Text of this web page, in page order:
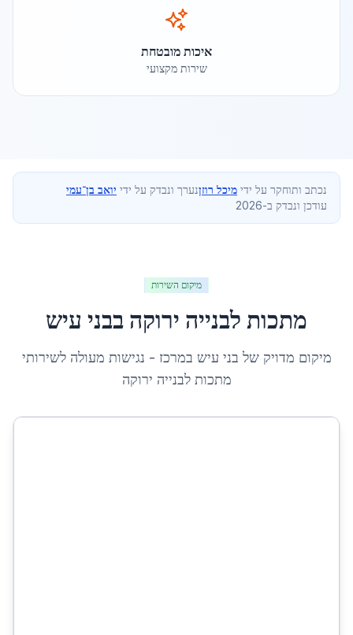
איכות מובטחת
שירות מקצועי
נכתב ותוחקר על ידי מיכל רוזןנערך ונבדק על ידי יואב בן־עמי
עודכן ונבדק ב-2026
מיקום השירות
מתכות לבנייה ירוקה בבני עיש
מיקום מדויק של בני עיש במרכז - נגישות מעולה לשירותי
מתכות לבנייה ירוקה